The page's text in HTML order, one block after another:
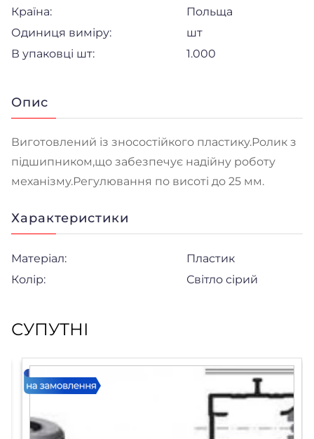
Країна:
Польща
Одиниця виміру:
шт
В упаковці шт:
1.000
Опис
Виготовлений із зносостійкого пластику.Ролик з
підшипником,що забезпечує надійну роботу
механізму.Регулювання по висоті до 25 мм.
Характеристики
Матеріал:
Пластик
Колір:
Світло сірий
СУПУТНІ